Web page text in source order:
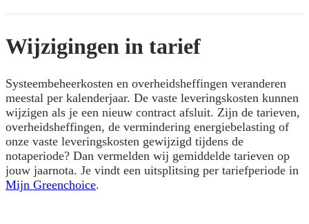
Wijzigingen in tarief
Systeembeheerkosten en overheidsheffingen veranderen
meestal per kalenderjaar. De vaste leveringskosten kunnen
wijzigen als je een nieuw contract afsluit. Zijn de tarieven,
overheidsheffingen, de vermindering energiebelasting of
onze vaste leveringskosten gewijzigd tijdens de
notaperiode? Dan vermelden wij gemiddelde tarieven op
jouw jaarnota. Je vindt een uitsplitsing per tariefperiode in
Mijn Greenchoice.